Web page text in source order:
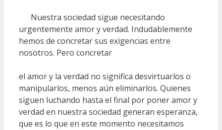
Nuestra sociedad sigue necesitando
urgentemente amor y verdad. Indudablemente
hemos de concretar sus exigencias entre
nosotros. Pero concretar
el amor y la verdad no significa desvirtuarlos o
manipularlos, menos aún eliminarlos. Quienes
siguen luchando hasta el final por poner amor y
verdad en nuestra sociedad generan esperanza,
que es lo que en este momento necesitamos